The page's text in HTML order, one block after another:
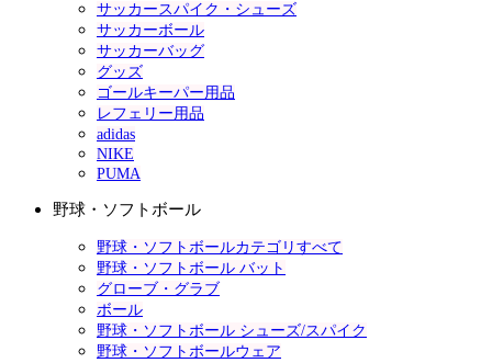
サッカースパイク・シューズ
サッカーボール
サッカーバッグ
グッズ
ゴールキーパー用品
レフェリー用品
adidas
NIKE
PUMA
野球・ソフトボール
野球・ソフトボールカテゴリすべて
野球・ソフトボール バット
グローブ・グラブ
ボール
野球・ソフトボール シューズ/スパイク
野球・ソフトボールウェア